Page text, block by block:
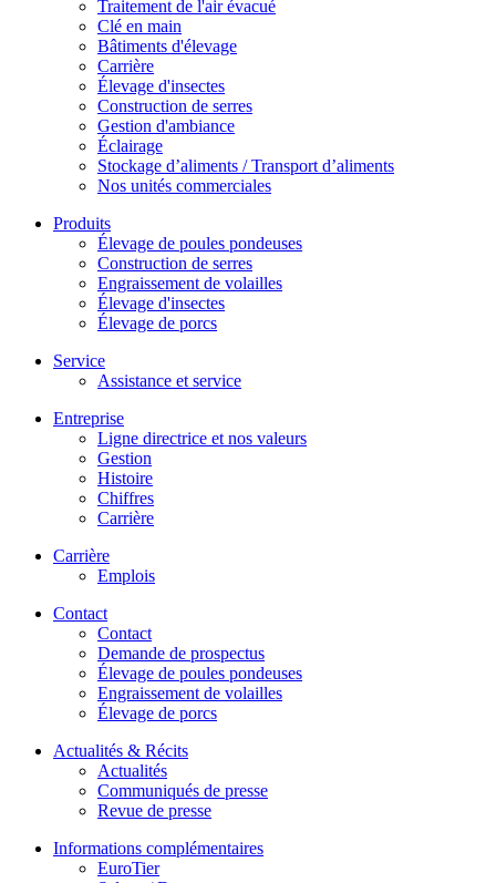
Traitement de l'air évacué
Clé en main
Bâtiments d'élevage
Carrière
Élevage d'insectes
Construction de serres
Gestion d'ambiance
Éclairage
Stockage d’aliments / Transport d’aliments
Nos unités commerciales
Produits
Élevage de poules pondeuses
Construction de serres
Engraissement de volailles
Élevage d'insectes
Élevage de porcs
Service
Assistance et service
Entreprise
Ligne directrice et nos valeurs
Gestion
Histoire
Chiffres
Carrière
Carrière
Emplois
Contact
Contact
Demande de prospectus
Élevage de poules pondeuses
Engraissement de volailles
Élevage de porcs
Actualités & Récits
Actualités
Communiqués de presse
Revue de presse
Informations complémentaires
EuroTier